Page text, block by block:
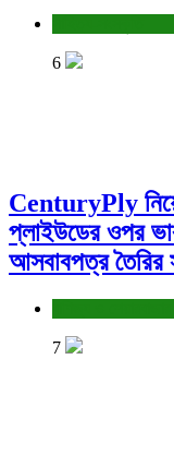
6
CenturyPly
প্লাইউডের ওপর
আসবাবপত্র তৈরির
7